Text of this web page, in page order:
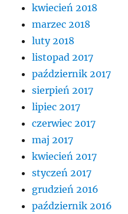
kwiecień 2018
marzec 2018
luty 2018
listopad 2017
październik 2017
sierpień 2017
lipiec 2017
czerwiec 2017
maj 2017
kwiecień 2017
styczeń 2017
grudzień 2016
październik 2016